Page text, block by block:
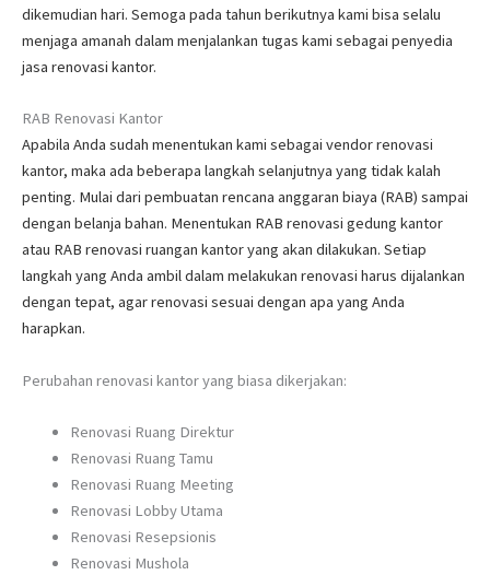
dikemudian hari. Semoga pada tahun berikutnya kami bisa selalu
menjaga amanah dalam menjalankan tugas kami sebagai penyedia
jasa renovasi kantor.
RAB Renovasi Kantor
Apabila Anda sudah menentukan kami sebagai vendor renovasi
kantor, maka ada beberapa langkah selanjutnya yang tidak kalah
penting. Mulai dari pembuatan rencana anggaran biaya (RAB) sampai
dengan belanja bahan. Menentukan RAB renovasi gedung kantor
atau RAB renovasi ruangan kantor yang akan dilakukan. Setiap
langkah yang Anda ambil dalam melakukan renovasi harus dijalankan
dengan tepat, agar renovasi sesuai dengan apa yang Anda
harapkan.
Perubahan renovasi kantor yang biasa dikerjakan:
Renovasi Ruang Direktur
Renovasi Ruang Tamu
Renovasi Ruang Meeting
Renovasi Lobby Utama
Renovasi Resepsionis
Renovasi Mushola